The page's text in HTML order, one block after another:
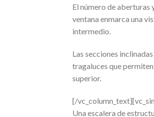
El número de aberturas
ventana enmarca una
intermedio.
Las secciones
tragaluces que
superior.
[/
Una escalera de